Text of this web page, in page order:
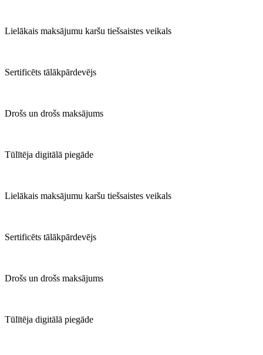
Lielākais maksājumu karšu tiešsaistes veikals
Sertificēts tālākpārdevējs
Drošs un drošs maksājums
Tūlītēja digitālā piegāde
Lielākais maksājumu karšu tiešsaistes veikals
Sertificēts tālākpārdevējs
Drošs un drošs maksājums
Tūlītēja digitālā piegāde